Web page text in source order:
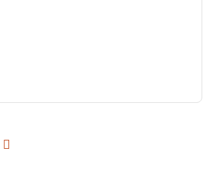
Opens New Window